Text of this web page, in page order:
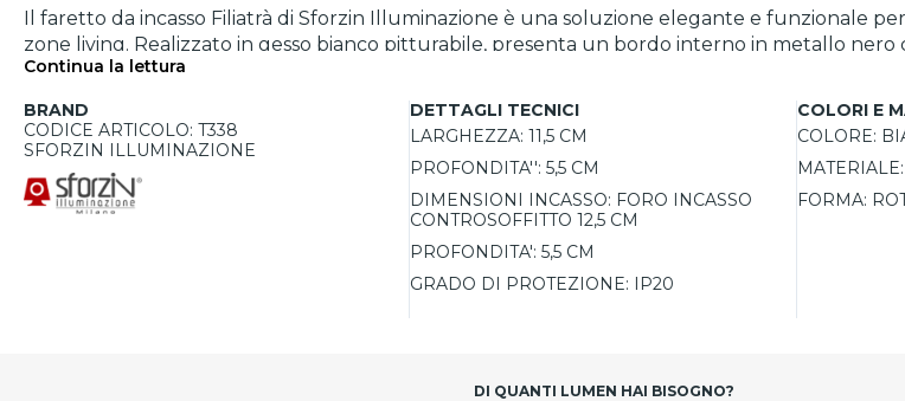
Il faretto da incasso Filiatrà di Sforzin Illuminazione è una soluzione elegante e funzionale
zone living. Realizzato in gesso bianco pitturabile, presenta un bordo interno in metallo
sofisticato all’arredamento. La sua forma rotonda e l’ottica fissa garantiscono una
dimmerabilità. La lampadina, leggermente incassata, riduce l’abbagliamento migliorando il
Continua la lettura
BRAND
CODICE ARTICOLO: T338
SFORZIN ILLUMINAZIONE
DETTAGLI TECNICI
LARGHEZZA: 11,5 CM
PROFONDITA'': 5,5 CM
DIMENSIONI INCASSO: FORO INCASSO
CONTROSOFFITTO 12,5 CM
PROFONDITA': 5,5 CM
GRADO DI PROTEZIONE: IP20
COLORI E
COLORE:
MATERIALE:
FORMA:
DI QUANTI LUMEN HAI BISOGNO?